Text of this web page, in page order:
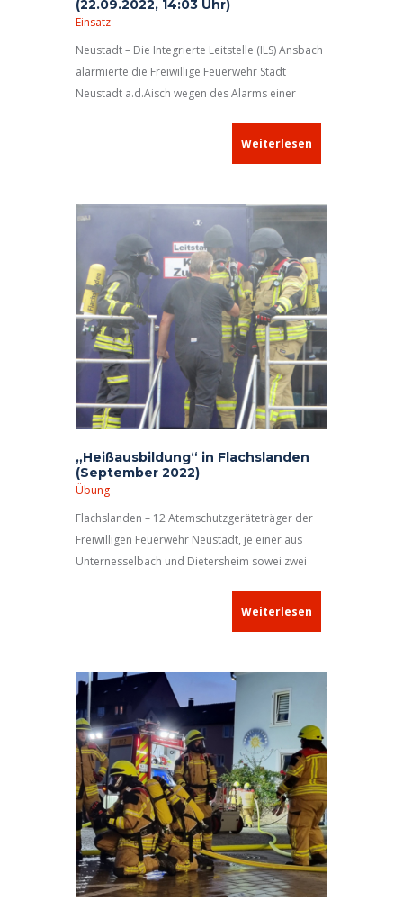
(22.09.2022, 14:03 Uhr)
Einsatz
Neustadt – Die Integrierte Leitstelle (ILS) Ansbach
alarmierte die Freiwillige Feuerwehr Stadt
Neustadt a.d.Aisch wegen des Alarms einer
Weiterlesen
„Heißausbildung“ in Flachslanden
(September 2022)
Übung
Flachslanden – 12 Atemschutzgeräteträger der
Freiwilligen Feuerwehr Neustadt, je einer aus
Unternesselbach und Dietersheim sowei zwei
den vergangenen Tagen die Möglichkeit, an einer
acht Feuerwehrleute auf den Weg in den
Nachbarlandkreis Ansbach.
Weiterlesen